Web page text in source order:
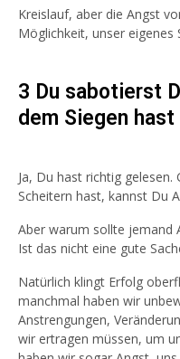
Kreislauf, aber die Angst
Möglichkeit, unser eigenes
3 Du sabotierst
dem Siegen hast
Ja, Du hast richtig
Scheitern hast, kannst Du
Aber warum sollte jemand
Ist das nicht eine gute
Natürlich klingt Erfolg
manchmal haben wir
Anstrengungen,
wir ertragen müssen, um